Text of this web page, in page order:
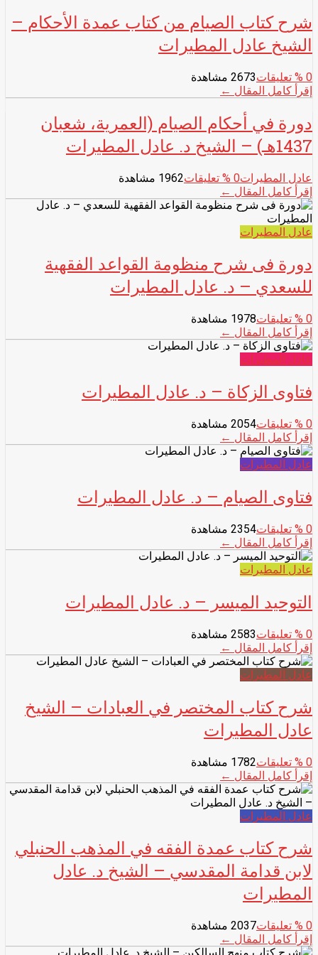
شرح كتاب الصيام من كتاب عمدة الأحكام –
الشيخ عادل المطيرات
0 % تعليقات2673 مشاهدة
إقرأ كامل المقال ←
دورة في أحكام الصيام (العمرية، شعبان
1437هـ) – الشيخ د. عادل المطيرات
عادل المطيرات0 % تعليقات1962 مشاهدة
إقرأ كامل المقال ←
عادل المطيرات
دورة فى شرح منظومة القواعد الفقهية
للسعدي – د. عادل المطيرات
0 % تعليقات1978 مشاهدة
إقرأ كامل المقال ←
عادل المطيرات
فتاوى الزكاة – د. عادل المطيرات
0 % تعليقات2054 مشاهدة
إقرأ كامل المقال ←
عادل المطيرات
فتاوى الصيام – د. عادل المطيرات
0 % تعليقات2354 مشاهدة
إقرأ كامل المقال ←
عادل المطيرات
التوحيد الميسر – د. عادل المطيرات
0 % تعليقات2583 مشاهدة
إقرأ كامل المقال ←
عادل المطيرات
شرح كتاب المختصر في العبادات – الشيخ
عادل المطيرات
0 % تعليقات1782 مشاهدة
إقرأ كامل المقال ←
عادل المطيرات
شرح كتاب عمدة الفقه في المذهب الحنبلي
لابن قدامة المقدسي – الشيخ د. عادل
المطيرات
0 % تعليقات2037 مشاهدة
إقرأ كامل المقال ←